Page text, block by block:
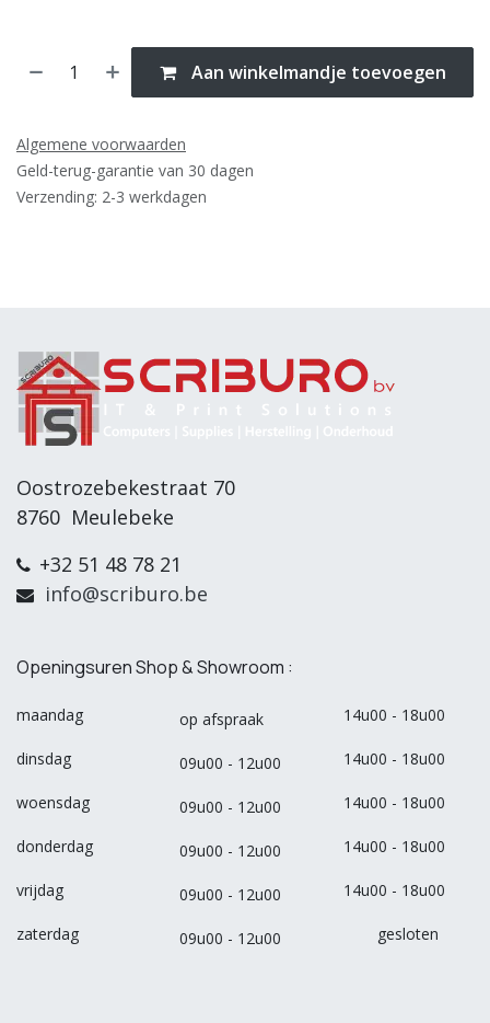
Aan winkelmandje toevoegen
Algemene voorwaarden
Geld-terug-garantie van 30 dagen
Verzending: 2-3 werkdagen
Oostrozebekestraat 70
8760 Meulebeke
+32 51 48 78 21
info@scriburo.be
Openingsuren Shop & Showroom :
maandag
dinsdag
woensdag
donderdag
vrijdag
zaterdag
op afspraak
09u00 - 12u00
09u00 - 12u00
09u00 - 12u00
09u00 - 12u00
09u00 - 12u00
14u00 - 18u00
14u00 - 18u00
14u00 - 18u00
14u00 - 18u00
14u00 - 18u00
gesloten